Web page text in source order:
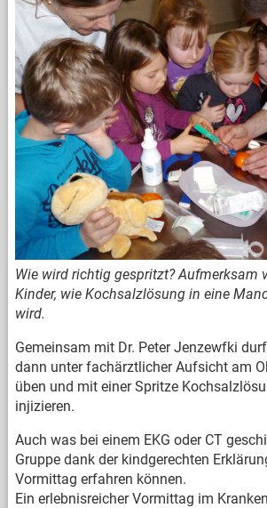
Wie wird richtig gespritzt? Aufmerksam
Kinder, wie Kochsalzlösung in eine
wird.
Gemeinsam mit Dr. Peter Jenzewfki
dann unter fachärztlicher Aufsicht am
üben und mit einer Spritze
injizieren.
Auch was bei einem EKG oder CT
Gruppe dank der kindgerechten
Vormittag erfahren können.
Ein erlebnisreicher Vormittag im